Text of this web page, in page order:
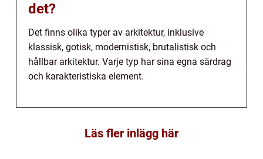
det?
Det finns olika typer av arkitektur, inklusive
klassisk, gotisk, modernistisk, brutalistisk och
hållbar arkitektur. Varje typ har sina egna särdrag
och karakteristiska element.
Läs fler inlägg här